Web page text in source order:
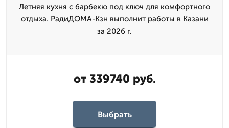
Летняя кухня с барбекю под ключ для комфортного
отдыха. РадиДОМА-Кзн выполнит работы в Казани
за 2026 г.
от 339740 руб.
Выбрать